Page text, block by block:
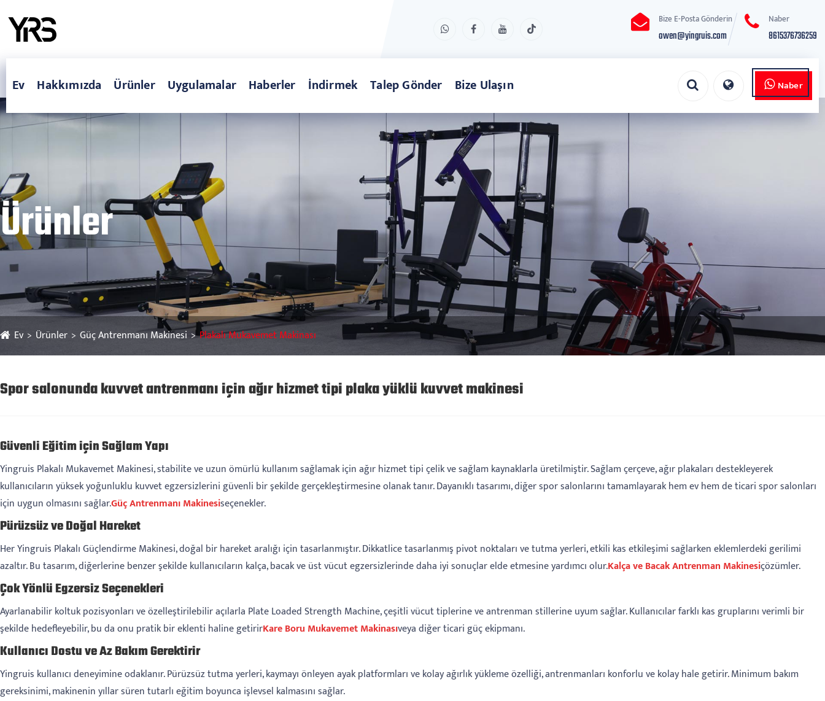
Bize E-Posta Gönderin
owen@yingruis.com
Naber
8615376736259
Ev Hakkımızda Ürünler Uygulamalar Haberler İndirmek Talep Gönder Bize Ulaşın Naber
Ürünler
Ev Ürünler Güç Antrenmanı Makinesi Plakalı Mukavemet Makinası
Spor salonunda kuvvet antrenmanı için ağır hizmet tipi plaka yüklü kuvvet makinesi
Güvenli Eğitim için Sağlam Yapı
Yingruis Plakalı Mukavemet Makinesi, stabilite ve uzun ömürlü kullanım sağlamak için ağır hizmet tipi çelik ve sağlam kaynaklarla üretilmiştir. Sağlam çerçeve, ağır plakaları destekleyerek
kullanıcıların yüksek yoğunluklu kuvvet egzersizlerini güvenli bir şekilde gerçekleştirmesine olanak tanır. Dayanıklı tasarımı, diğer spor salonlarını tamamlayarak hem ev hem de ticari spor salonları
için uygun olmasını sağlar.Güç Antrenmanı Makinesiseçenekler.
Pürüzsüz ve Doğal Hareket
Her Yingruis Plakalı Güçlendirme Makinesi, doğal bir hareket aralığı için tasarlanmıştır. Dikkatlice tasarlanmış pivot noktaları ve tutma yerleri, etkili kas etkileşimi sağlarken eklemlerdeki gerilimi
azaltır. Bu tasarım, diğerlerine benzer şekilde kullanıcıların kalça, bacak ve üst vücut egzersizlerinde daha iyi sonuçlar elde etmesine yardımcı olur.Kalça ve Bacak Antrenman Makinesiçözümler.
Çok Yönlü Egzersiz Seçenekleri
Ayarlanabilir koltuk pozisyonları ve özelleştirilebilir açılarla Plate Loaded Strength Machine, çeşitli vücut tiplerine ve antrenman stillerine uyum sağlar. Kullanıcılar farklı kas gruplarını verimli bir
şekilde hedefleyebilir, bu da onu pratik bir eklenti haline getirirKare Boru Mukavemet Makinasıveya diğer ticari güç ekipmanı.
Kullanıcı Dostu ve Az Bakım Gerektirir
Yingruis kullanıcı deneyimine odaklanır. Pürüzsüz tutma yerleri, kaymayı önleyen ayak platformları ve kolay ağırlık yükleme özelliği, antrenmanları konforlu ve kolay hale getirir. Minimum bakım
gereksinimi, makinenin yıllar süren tutarlı eğitim boyunca işlevsel kalmasını sağlar.